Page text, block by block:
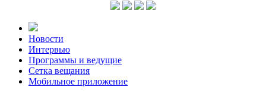
Новости
Интервью
Программы и ведущие
Сетка вещания
Мобильное приложение